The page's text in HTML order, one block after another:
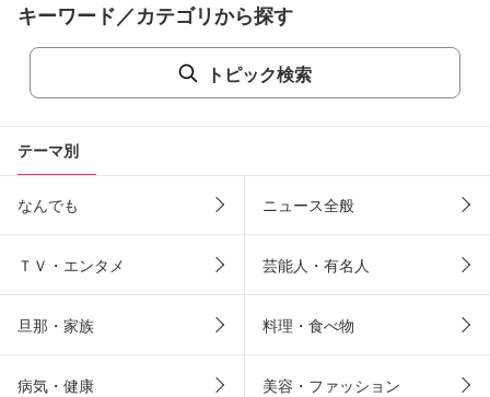
キーワード／カテゴリから探す
トピック検索
テーマ別
なんでも ニュース全般
ＴＶ・エンタメ 芸能人・有名人
旦那・家族 料理・食べ物
病気・健康 美容・ファッション